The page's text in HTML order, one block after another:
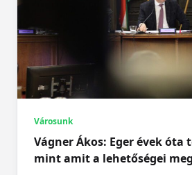
Városunk
Vágner Ákos: Eger évek óta
mint amit a lehetőségei